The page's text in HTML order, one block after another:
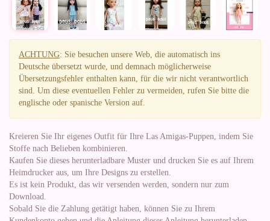
ACHTUNG: Sie besuchen unsere Web, die automatisch ins
Deutsche übersetzt wurde, und demnach möglicherweise
Übersetzungsfehler enthalten kann, für die wir nicht verantwortlich
sind. Um diese eventuellen Fehler zu vermeiden, rufen Sie bitte die
englische oder spanische Version auf.
Kreieren Sie Ihr eigenes Outfit für Ihre Las Amigas-Puppen, indem Sie
Stoffe nach Belieben kombinieren.
Kaufen Sie dieses herunterladbare Muster und drucken Sie es auf Ihrem
Heimdrucker aus, um Ihre Designs zu erstellen.
Es ist kein Produkt, das wir versenden werden, sondern nur zum
Download.
Sobald Sie die Zahlung getätigt haben, können Sie zu Ihrem